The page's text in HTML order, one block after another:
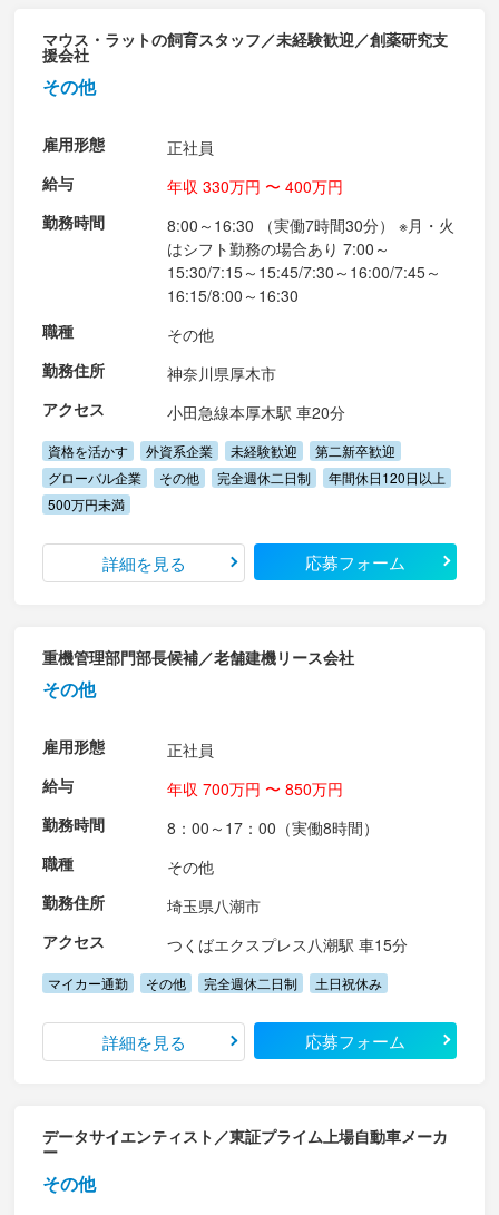
マウス・ラットの飼育スタッフ／未経験歓迎／創薬研究支
援会社
その他
雇用形態
正社員
給与
年収 330万円 〜 400万円
勤務時間
8:00～16:30 （実働7時間30分） ※月・火
はシフト勤務の場合あり 7:00～
15:30/7:15～15:45/7:30～16:00/7:45～
16:15/8:00～16:30
職種
その他
勤務住所
神奈川県厚木市
アクセス
小田急線本厚木駅 車20分
資格を活かす 外資系企業 未経験歓迎
第二新卒歓迎
グローバル企業
その他 完全週休二日制
年間休日120日以上
500万円未満
詳細を見る 応募フォーム
重機管理部門部長候補／老舗建機リース会社
その他
雇用形態
正社員
給与
年収 700万円 〜 850万円
勤務時間
8：00～17：00（実働8時間）
職種
その他
勤務住所
埼玉県八潮市
アクセス
つくばエクスプレス八潮駅 車15分
マイカー通勤 その他 完全週休二日制 土日祝休み
詳細を見る 応募フォーム
データサイエンティスト／東証プライム上場自動車メーカ
ー
その他